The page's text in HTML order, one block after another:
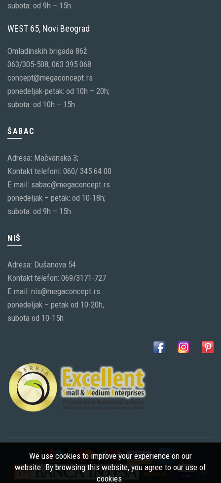
subota: od 9h – 15h
WEST 65, Novi Beograd
Omladinskih brigada 86ž
063/305-508, 063 395 068
concept@megaconcept.rs
ponedeljak-petak: od 10h – 20h;
subota: od 10h – 15h
ŠABAC
Adresa: Mačvanska 3;
Kontakt telefoni: 060/ 345 64 00
E mail: sabac@megaconcept.rs
ponedeljak – petak: od 10-18h;
subota: od 9h – 15h
NIŠ
Adresa: Dušanova 54
Kontakt telefon: 069/3171-727
E mail: nis@megaconcept.rs
ponedeljak – petak od 10-20h,
subota od 10-15h
©
We use cookies to improve your experience on our
website. By browsing this website, you agree to our use of
cookies.